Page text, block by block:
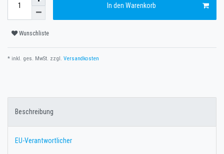
In den Warenkorb
Wunschliste
* inkl. ges. MwSt. zzgl. Versandkosten
Beschreibung
EU-Verantwortlicher